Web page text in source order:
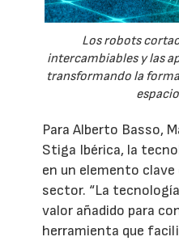
Los robots
intercambiables y las
transformando la
Para Alberto Basso,
Stiga Ibérica, la
en un elemento clave
sector. “La
valor añadido para
herramienta que